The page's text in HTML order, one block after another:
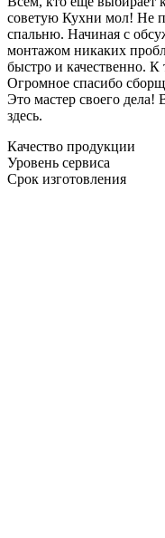
советую Кухни мол! Не
спальню. Начиная с
монтажом никаких
быстро и качественно.
Огромное спасибо
Это мастер своего дела!
здесь.
Качество продукции
Уровень сервиса
Срок изготовления